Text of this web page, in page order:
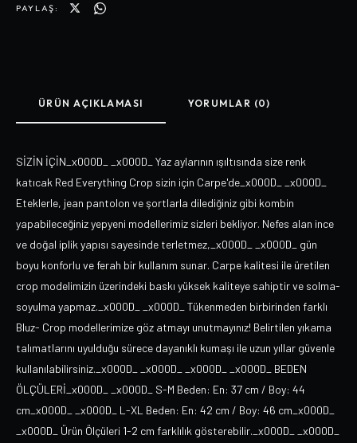
PAYLAŞ:
ÜRÜN AÇIKLAMASI YORUMLAR (0)
SİZİN İÇİN_x000D_ _x000D_ Yaz aylarının ışıltısında size renk
katıcak Red Everything Crop sizin için Carpe'de_x000D_ _x000D_
Eteklerle, jean pantolon ve şortlarla dilediğiniz gibi kombin
yapabileceğiniz yepyeni modellerimiz sizleri bekliyor. Nefes alan ince
ve doğal iplik yapısı sayesinde terletmez,_x000D_ _x000D_ gün
boyu konforlu ve ferah bir kullanım sunar. Carpe kalitesi ile üretilen
crop modelimizin üzerindeki baskı yüksek kaliteye sahiptir ve solma-
soyulma yapmaz._x000D_ _x000D_ Tükenmeden birbirinden farklı
Bluz- Crop modellerimize göz atmayı unutmayınız! Belirtilen yıkama
talımatlarını uyulduğu sürece dayanıklı kumaşı ile uzun yıllar güvenle
kullanılabilirsiniz._x000D_ _x000D_ _x000D_ _x000D_ BEDEN
ÖLÇÜLERİ_x000D_ _x000D_ S-M Beden: En: 37 cm / Boy: 44
cm_x000D_ _x000D_ L-XL Beden: En: 42 cm / Boy: 46 cm_x000D_
_x000D_ Ürün Ölçüleri 1-2 cm farklılık gösterebilir._x000D_ _x000D_